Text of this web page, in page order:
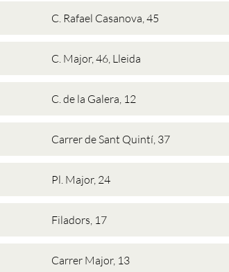
C. Rafael Casanova, 45
C. Major, 46, Lleida
C. de la Galera, 12
Carrer de Sant Quintí, 37
Pl. Major, 24
Filadors, 17
Carrer Major, 13